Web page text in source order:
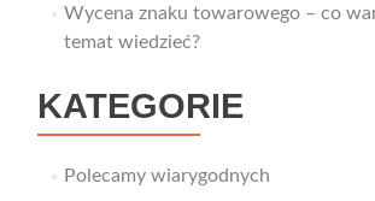
Wycena znaku towarowego – co
temat wiedzieć?
KATEGORIE
Polecamy wiarygodnych